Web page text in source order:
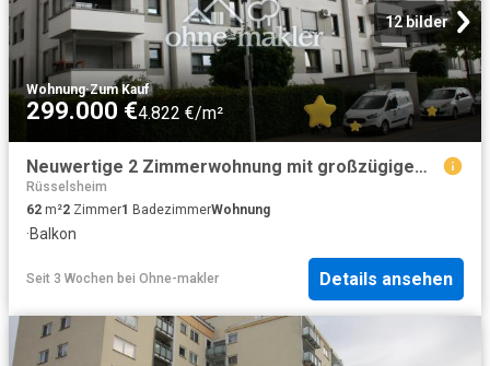
12 bilder
Wohnung·Zum Kauf
299.000 €4.822 €/m²
Neuwertige 2 Zimmerwohnung mit großzügigem Balkon
Rüsselsheim
62 m²2 Zimmer1 BadezimmerWohnung
·Balkon
Seit 3 Wochen bei Ohne-makler Details ansehen